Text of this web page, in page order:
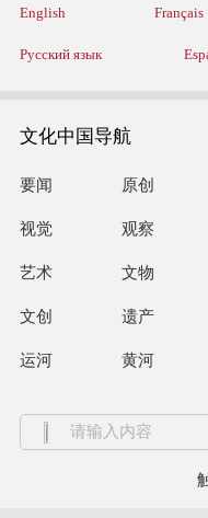
English Français
Русский язык
文化中国导航
要闻 原创
视觉 观察
艺术 文物
文创 遗产
运河 黄河